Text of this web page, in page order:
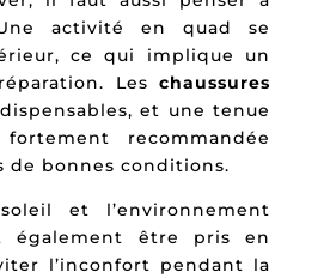
activité en quad se
ce qui implique un
Leschaussures
et une tenue
recommandée
de bonnes conditions.
et l’environnement
également être pris en
l’inconfort pendant la